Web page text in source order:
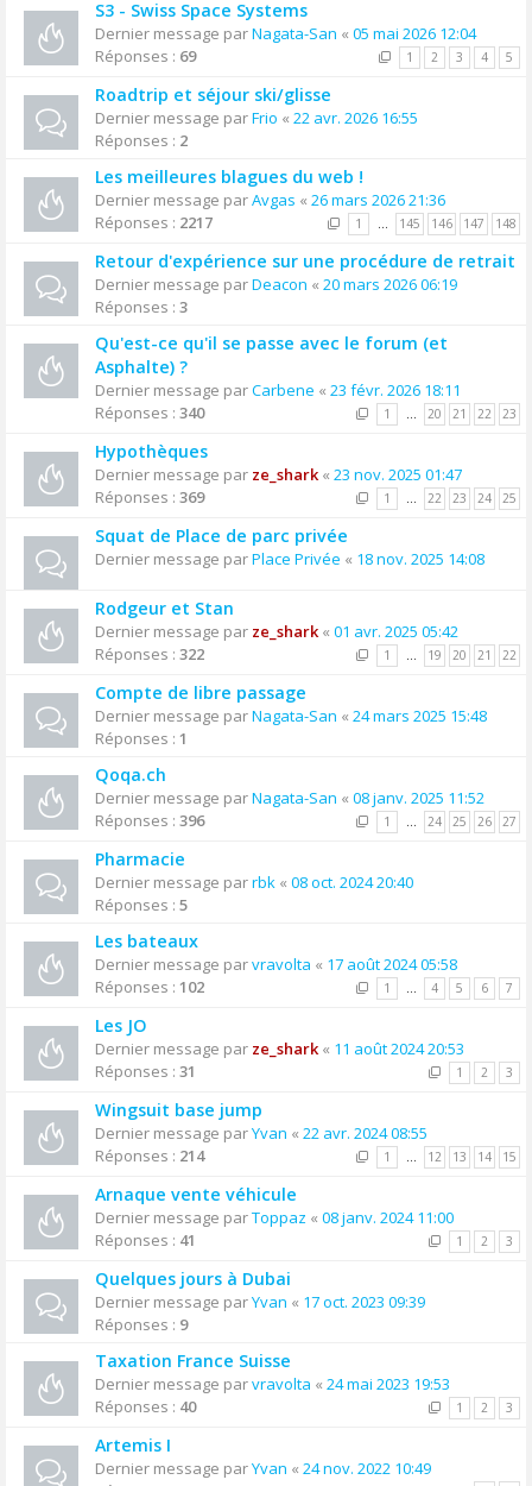
S3 - Swiss Space Systems
Dernier message parNagata-San « 05 mai 2026 12:04
Réponses : 69 1 2 3 4 5
Roadtrip et séjour ski/glisse
Dernier message parFrio « 22 avr. 2026 16:55
Réponses : 2
Les meilleures blagues du web !
Dernier message parAvgas « 26 mars 2026 21:36
Réponses : 2217 1 … 145 146 147 148
Retour d'expérience sur une procédure de retrait
Dernier message parDeacon « 20 mars 2026 06:19
Réponses : 3
Qu'est-ce qu'il se passe avec le forum (et
Asphalte) ?
Dernier message parCarbene « 23 févr. 2026 18:11
Réponses : 340 1 … 20 21 22 23
Hypothèques
Dernier message par ze_shark« 23 nov. 2025 01:47
Réponses : 369 1 … 22 23 24 25
Squat de Place de parc privée
Dernier message parPlace Privée « 18 nov. 2025 14:08
Rodgeur et Stan
Dernier message par ze_shark« 01 avr. 2025 05:42
Réponses : 322 1 … 19 20 21 22
Compte de libre passage
Dernier message parNagata-San « 24 mars 2025 15:48
Réponses : 1
Qoqa.ch
Dernier message parNagata-San « 08 janv. 2025 11:52
Réponses : 396 1 … 24 25 26 27
Pharmacie
Dernier message parrbk « 08 oct. 2024 20:40
Réponses : 5
Les bateaux
Dernier message parvravolta « 17 août 2024 05:58
Réponses : 102 1 … 4 5 6 7
Les JO
Dernier message par ze_shark« 11 août 2024 20:53
Réponses : 31 1 2 3
Wingsuit base jump
Dernier message parYvan « 22 avr. 2024 08:55
Réponses : 214 1 … 12 13 14 15
Arnaque vente véhicule
Dernier message parToppaz « 08 janv. 2024 11:00
Réponses : 41 1 2 3
Quelques jours à Dubai
Dernier message parYvan « 17 oct. 2023 09:39
Réponses : 9
Taxation France Suisse
Dernier message parvravolta « 24 mai 2023 19:53
Réponses : 40 1 2 3
Artemis I
Dernier message parYvan « 24 nov. 2022 10:49